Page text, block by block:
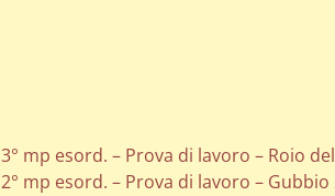
3° mp esord. – Prova di lavoro – Roio
2° mp esord. – Prova di lavoro –